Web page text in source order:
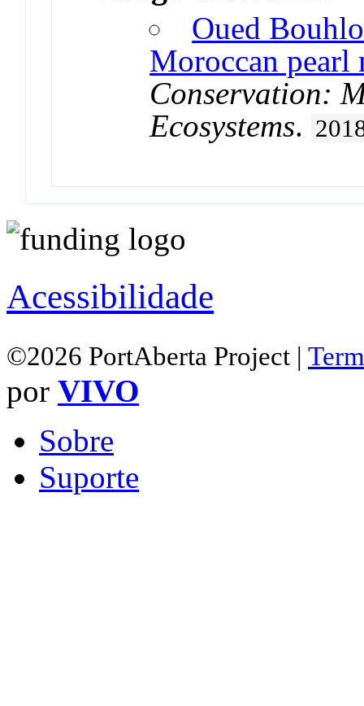
Oued
Moroccan pearl
Conservation:
Ecosystems.
Acessibilidade
©2026 PortAberta Project |
por VIVO
Sobre
Suporte